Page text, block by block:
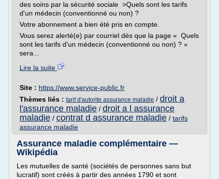
des soins par la sécurité sociale >Quels sont les tarifs
d'un médecin (conventionné ou non) ?
Votre abonnement a bien été pris en compte.
Vous serez alerté(e) par courriel dès que la page « Quels
sont les tarifs d'un médecin (conventionné ou non) ? »
sera...
Lire la suite
Site : https://www.service-public.fr
Thèmes liés : tarif d'autorite assurance maladie / droit a
l'assurance maladie / droit a l assurance
maladie / contrat d assurance maladie / tarifs
assurance maladie
Assurance maladie complémentaire —
Wikipédia
Les mutuelles de santé (sociétés de personnes sans but
lucratif) sont créés à partir des années 1790 et sont